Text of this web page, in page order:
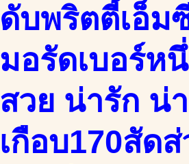
ดับพริตตี้เอ็ม
มอรัดเบอร์ห
สวย น่ารัก น่
เกือบ170สัด